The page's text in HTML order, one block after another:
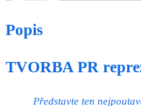
Popis
TVORBA PR
Představte ten